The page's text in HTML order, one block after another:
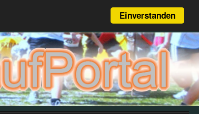
Einverstanden